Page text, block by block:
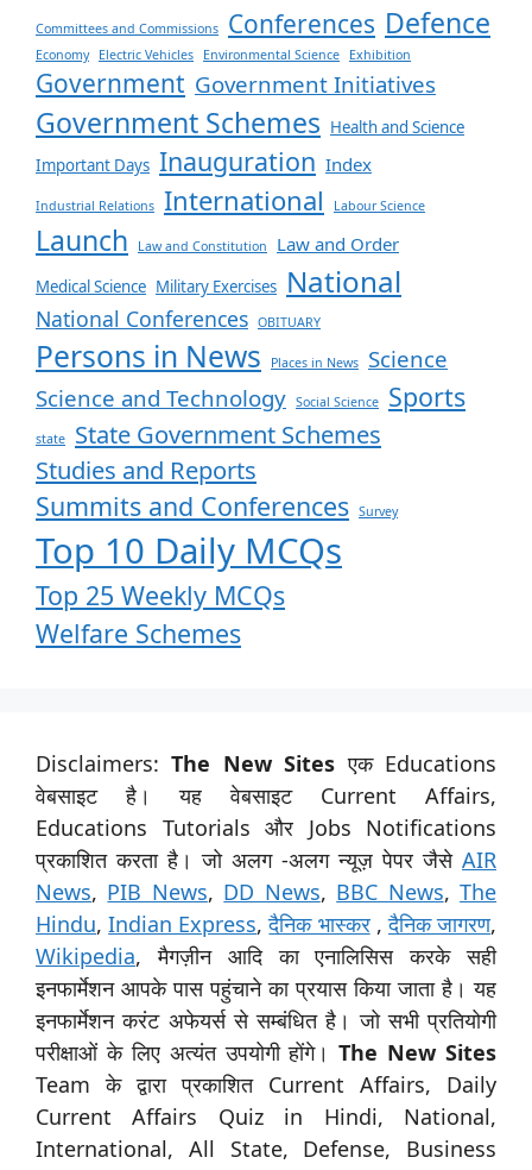
Committees and Commissions Conferences Defence
Economy Electric Vehicles Environmental Science Exhibition
Government Government Initiatives
Government Schemes Health and Science
Important Days Inauguration Index
Industrial Relations International Labour Science
Launch Law and Constitution Law and Order
Medical Science Military Exercises National
National Conferences OBITUARY
Persons in News Places in News
Science
Science and Technology Social Science Sports
state
State Government Schemes
Studies and Reports
Summits and Conferences Survey
Top 10 Daily MCQs
Top 25 Weekly MCQs
Welfare Schemes
Disclaimers:The New Sites एक Educations
वेबसाइट है। यह वेबसाइट Current Affairs,
Educations Tutorials और Jobs Notifications
प्रकाशित करता है। जो अलग -अलग न्यूज़ पेपर जैसे AIR
News, PIB News, DD News, BBC News,The
Hindu,Indian Express,दैनिक भास्कर,दैनिक जागरण,
Wikipedia, मैगज़ीन आदि का एनालिसिस करके सही
इनफार्मेशन आपके पास पहुंचाने का प्रयास किया जाता है। यह
इनफार्मेशन करंट अफेयर्स से सम्बंधित है। जो सभी प्रतियोगी
परीक्षाओं के लिए अत्यंत उपयोगी होंगे।The New Sites
Team के द्वारा प्रकाशित Current Affairs, Daily
Current Affairs Quiz in Hindi, National,
International, All State, Defense, Business